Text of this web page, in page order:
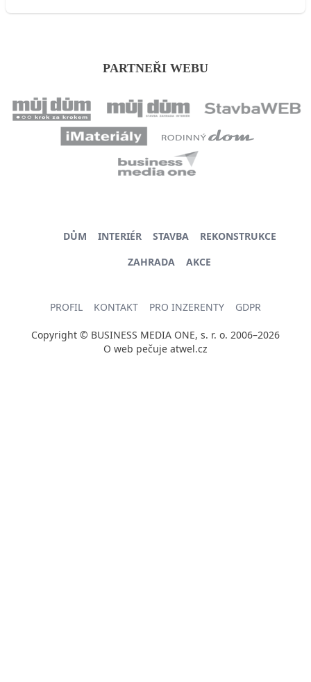
PARTNEŘI WEBU
DŮM INTERIÉR STAVBA
REKONSTRUKCE
ZAHRADA
AKCE
PROFIL KONTAKT PRO INZERENTY GDPR
Copyright © BUSINESS MEDIA ONE, s. r. o. 2006–2026